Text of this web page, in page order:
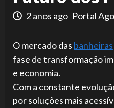
2 anos ago Portal
O mercado das banheiras
fase de transformação
e economia.
Com a constante
por soluções mais